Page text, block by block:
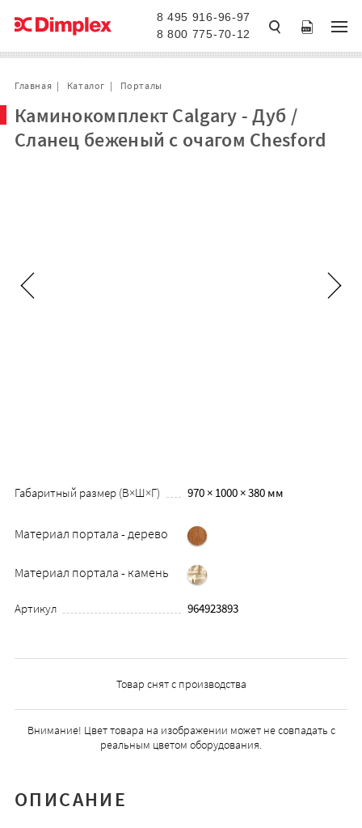
8 495 916-96-97
8 800 775-70-12
Главная Каталог Порталы
Каминокомплект Calgary - Дуб /
Сланец беженый с очагом Chesford
Габаритный размер (В×Ш×Г) 970 × 1000 × 380 мм
Материал портала - дерево
Материал портала - камень
Артикул 964923893
Товар снят с производства
Внимание! Цвет товара на изображении может не совпадать с
реальным цветом оборудования.
ОПИСАНИЕ